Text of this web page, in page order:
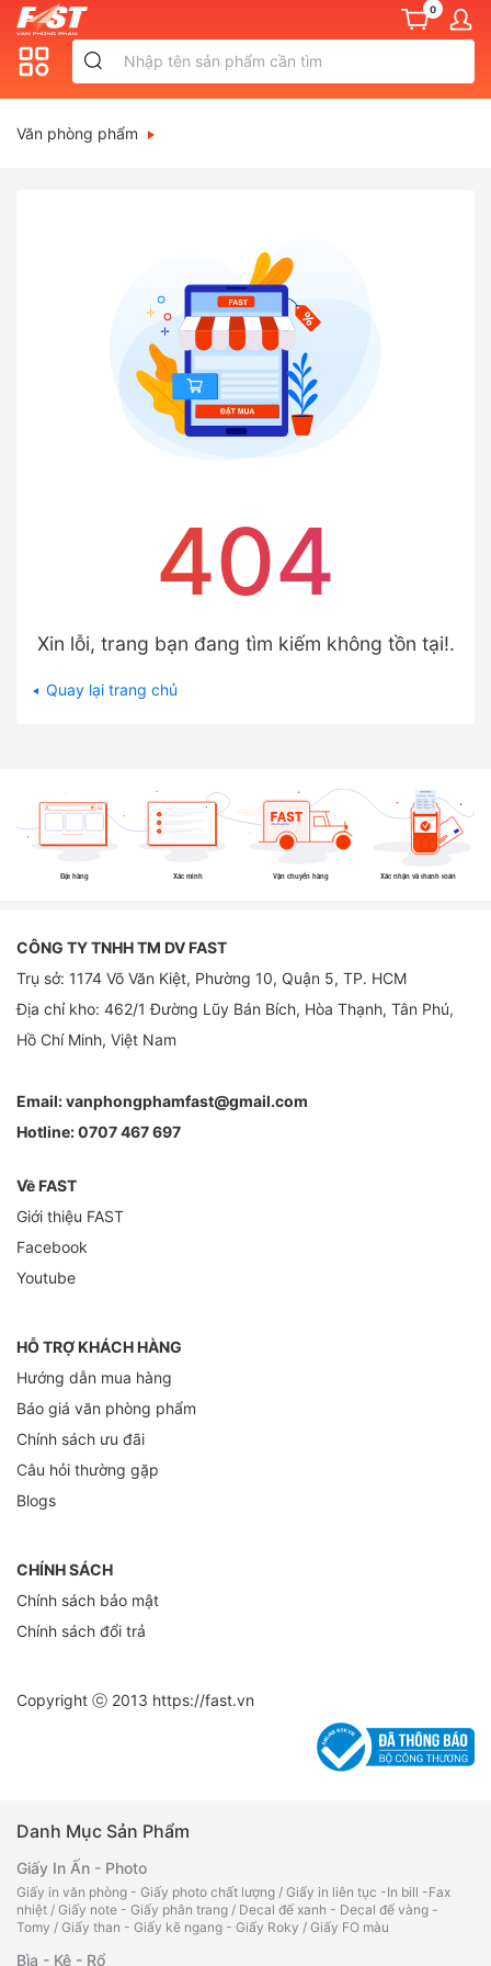
0
Văn phòng phẩm
404
Xin lỗi, trang bạn đang tìm kiếm không tồn tại!.
Quay lại trang chủ
Đặt hàng Xác minh Vận chuyển hàng Xác nhận và thanh toán
CÔNG TY TNHH TM DV FAST
Trụ sở: 1174 Võ Văn Kiệt, Phường 10, Quận 5, TP. HCM
Địa chỉ kho: 462/1 Đường Lũy Bán Bích, Hòa Thạnh, Tân Phú,
Hồ Chí Minh, Việt Nam
Email:vanphongphamfast@gmail.com
Hotline:0707 467 697
Về FAST
Giới thiệu FAST
Facebook
Youtube
HỖ TRỢ KHÁCH HÀNG
Hướng dẫn mua hàng
Báo giá văn phòng phẩm
Chính sách ưu đãi
Câu hỏi thường gặp
Blogs
CHÍNH SÁCH
Chính sách bảo mật
Chính sách đổi trả
Copyright ⓒ 2013 https://fast.vn
Danh Mục Sản Phẩm
Giấy In Ấn - Photo
Giấy in văn phòng - Giấy photo chất lượng / Giấy in liên tục -In bill -Fax
nhiệt / Giấy note - Giấy phân trang / Decal đế xanh - Decal đế vàng -
Tomy / Giấy than - Giấy kẽ ngang - Giấy Roky / Giấy FO màu
Bìa - Kệ - Rổ